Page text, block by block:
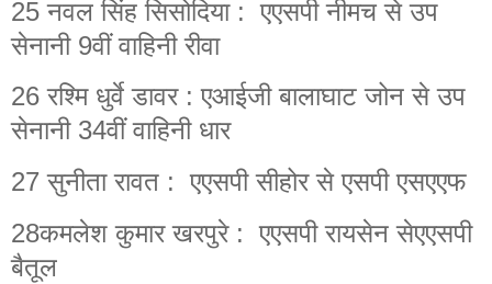
25 नवल सिंह सिसोदिया : एएसपी नीमच से उप
सेनानी 9वीं वाहिनी रीवा
26 रश्मि धुर्वे डावर : एआईजी बालाघाट जोन से उप
सेनानी 34वीं वाहिनी धार
27 सुनीता रावत : एएसपी सीहोर से एसपी एसएएफ
28कमलेश कुमार खरपुरे : एएसपी रायसेन सेएएसपी
बैतूल